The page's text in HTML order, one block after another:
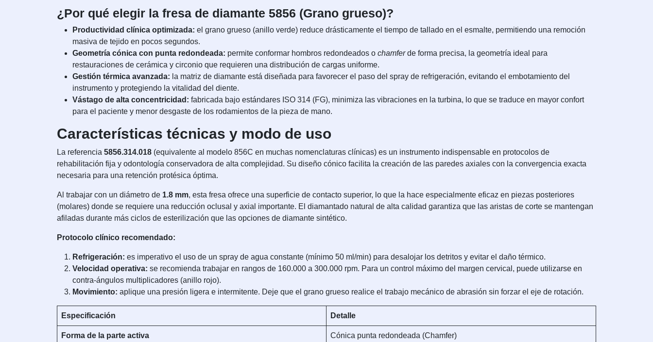
¿Por qué elegir la fresa de diamante 5856 (Grano grueso)?
Productividad clínica optimizada: el grano grueso (anillo verde) reduce drásticamente el tiempo de tallado en el esmalte, permitiendo una remoción
masiva de tejido en pocos segundos.
Geometría cónica con punta redondeada: permite conformar hombros redondeados o chamferde forma precisa, la geometría ideal para
restauraciones de cerámica y circonio que requieren una distribución de cargas uniforme.
Gestión térmica avanzada: la matriz de diamante está diseñada para favorecer el paso del spray de refrigeración, evitando el embotamiento del
instrumento y protegiendo la vitalidad del diente.
Vástago de alta concentricidad: fabricada bajo estándares ISO 314 (FG), minimiza las vibraciones en la turbina, lo que se traduce en mayor confort
para el paciente y menor desgaste de los rodamientos de la pieza de mano.
Características técnicas y modo de uso
La referencia 5856.314.018 (equivalente al modelo 856C en muchas nomenclaturas clínicas) es un instrumento indispensable en protocolos de
rehabilitación fija y odontología conservadora de alta complejidad. Su diseño cónico facilita la creación de las paredes axiales con la convergencia exacta
necesaria para una retención protésica óptima.
Al trabajar con un diámetro de 1.8 mm, esta fresa ofrece una superficie de contacto superior, lo que la hace especialmente eficaz en piezas posteriores
(molares) donde se requiere una reducción oclusal y axial importante. El diamantado natural de alta calidad garantiza que las aristas de corte se mantengan
afiladas durante más ciclos de esterilización que las opciones de diamante sintético.
Protocolo clínico recomendado:
Refrigeración: es imperativo el uso de un spray de agua constante (mínimo 50 ml/min) para desalojar los detritos y evitar el daño térmico.
Velocidad operativa: se recomienda trabajar en rangos de 160.000 a 300.000 rpm. Para un control máximo del margen cervical, puede utilizarse en
contra-ángulos multiplicadores (anillo rojo).
Movimiento: aplique una presión ligera e intermitente. Deje que el grano grueso realice el trabajo mecánico de abrasión sin forzar el eje de rotación.
Especificación Detalle
Forma de la parte activa Cónica punta redondeada (Chamfer)